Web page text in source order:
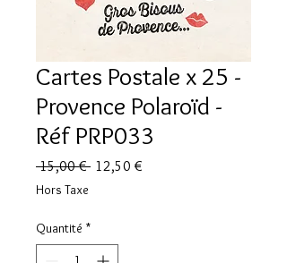
Cartes Postale x 25 -
Provence Polaroïd -
Réf PRP033
15,00 € Prix
12,50 €
Hors Taxe
Quantité *